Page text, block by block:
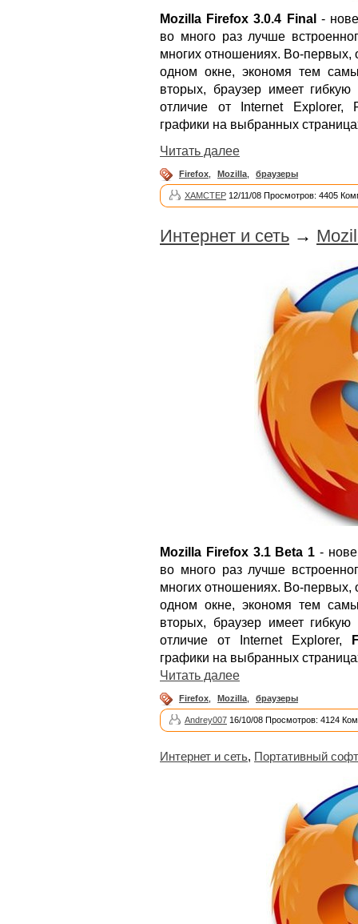
Mozilla Firefox 3.0.4 Final -
во много раз лучше
многих отношениях. Во-первых,
одном окне, экономя тем
вторых, браузер имеет
отличие от Internet Explorer,
графики на выбранных
Читать далее
Firefox Mozilla браузеры
XAMCTEP 12/11/08 Просмотров: 4405
Интернет и сеть →
Mozilla Firefox 3.1 Beta 1 -
во много раз лучше
многих отношениях. Во-первых,
одном окне, экономя тем
вторых, браузер имеет
отличие от Internet Explorer,
графики на выбранных
Читать далее
Firefox Mozilla браузеры
Andrey007 16/10/08 Просмотров: 4124
Интернет и сеть, Портативный софт